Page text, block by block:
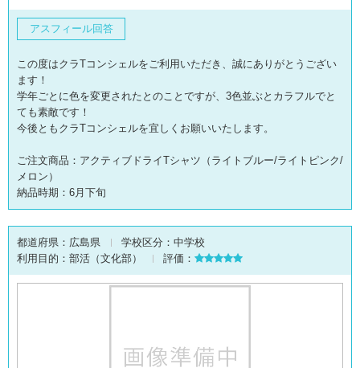
アスフィール回答
この度はクラTコンシェルをご利用いただき、誠にありがとうござい
ます！
学年ごとに色を変更されたとのことですが、3色並ぶとカラフルでと
ても素敵です！
今後ともクラTコンシェルを宜しくお願いいたします。
ご注文商品：アクティブドライTシャツ（ライトブルー/ライトピンク/
メロン）
納品時期：6月下旬
都道府県： 広島県 学校区分： 中学校
利用目的： 部活（文化部） 評価：